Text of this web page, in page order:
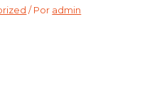
/ Por admin